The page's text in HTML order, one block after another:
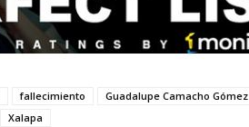
fallecimiento Guadalupe Camacho Gómez
Xalapa